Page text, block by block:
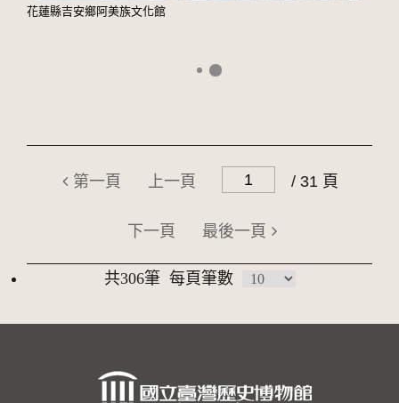
花蓮縣吉安鄉阿美族文化館
第一頁 上一頁 / 31 頁
下一頁 最後一頁
共306筆 每頁筆數